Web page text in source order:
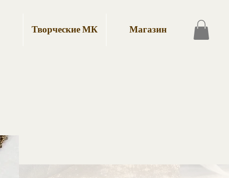
Творческие МК Магазин